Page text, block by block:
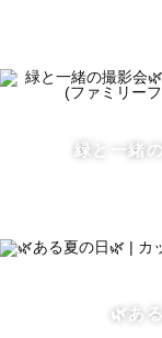
📷撮影に込める思
も、あの時を振り
緑と一緒
🌿あ